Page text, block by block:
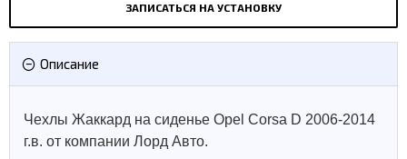
ЗАПИСАТЬСЯ НА УСТАНОВКУ
Описание
Чехлы Жаккард на сиденье Opel Corsa D 2006-2014
г.в. от компании Лорд Авто.